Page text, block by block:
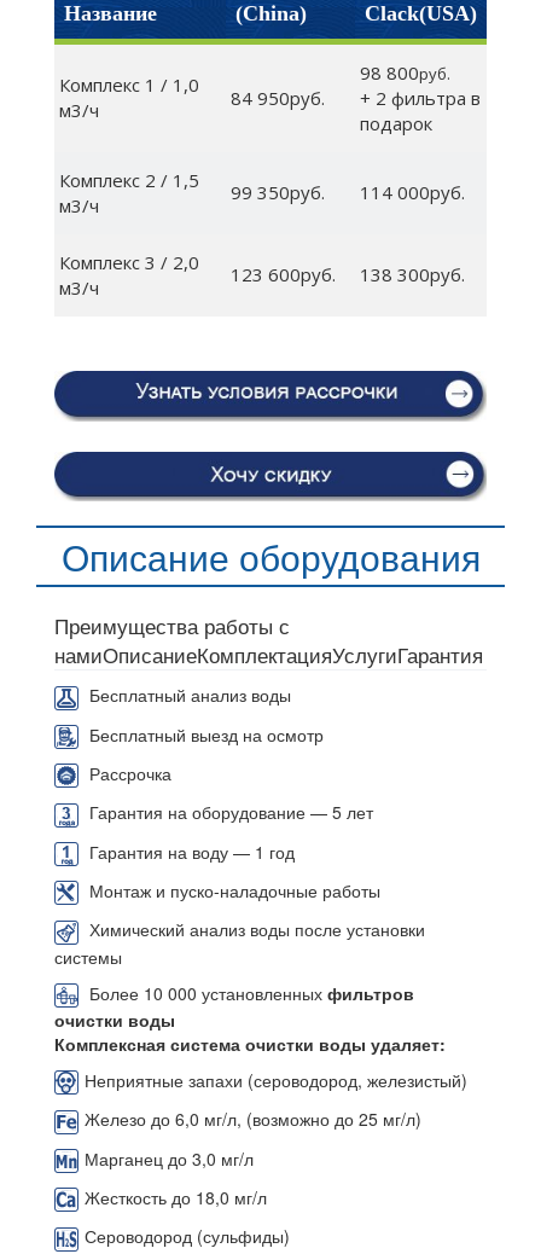
Название
(China)
Clack(USA)
Комплекс 1 / 1,0
м3/ч
84 950руб.
98 800руб.
+ 2 фильтра в
подарок
Комплекс 2 / 1,5
м3/ч
99 350руб. 114 000руб.
Комплекс 3 / 2,0
м3/ч
123 600руб. 138 300руб.
Описание оборудования
Преимущества работы с
намиОписаниеКомплектацияУслугиГарантия
Бесплатный анализ воды
Бесплатный выезд на осмотр
Рассрочка
Гарантия на оборудование — 5 лет
Гарантия на воду — 1 год
Монтаж и пуско-наладочные работы
Химический анализ воды после установки
системы
Более 10 000 установленных фильтров
очистки воды
Комплексная система очистки воды удаляет:
Неприятные запахи (сероводород, железистый)
Железо до 6,0 мг/л, (возможно до 25 мг/л)
Марганец до 3,0 мг/л
Жесткость до 18,0 мг/л
Сероводород (сульфиды)